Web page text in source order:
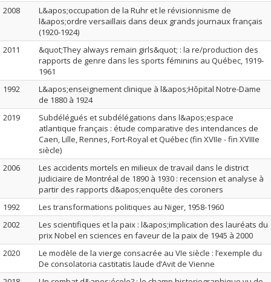
2008
L&apos;occupation de la Ruhr et le révisionnisme de
l&apos;ordre versaillais dans deux grands journaux français
(1920-1924)
2011
&quot;They always remain girls&quot; : la re/production des
rapports de genre dans les sports féminins au Québec, 1919-
1961
1992
L&apos;enseignement clinique à l&apos;Hôpital Notre-Dame
de 1880 à 1924
2019
Subdélégués et subdélégations dans l&apos;espace
atlantique français : étude comparative des intendances de
Caen, Lille, Rennes, Fort-Royal et Québec (fin XVIIe - fin XVIIIe
siècle)
2006
Les accidents mortels en milieux de travail dans le district
judiciaire de Montréal de 1890 à 1930 : recension et analyse à
partir des rapports d&apos;enquête des coroners
1992
Les transformations politiques au Niger, 1958-1960
2002
Les scientifiques et la paix : l&apos;implication des lauréats du
prix Nobel en sciences en faveur de la paix de 1945 à 2000
2020
Le modèle de la vierge consacrée au VIe siècle : l’exemple du
De consolatoria castitatis laude d’Avit de Vienne